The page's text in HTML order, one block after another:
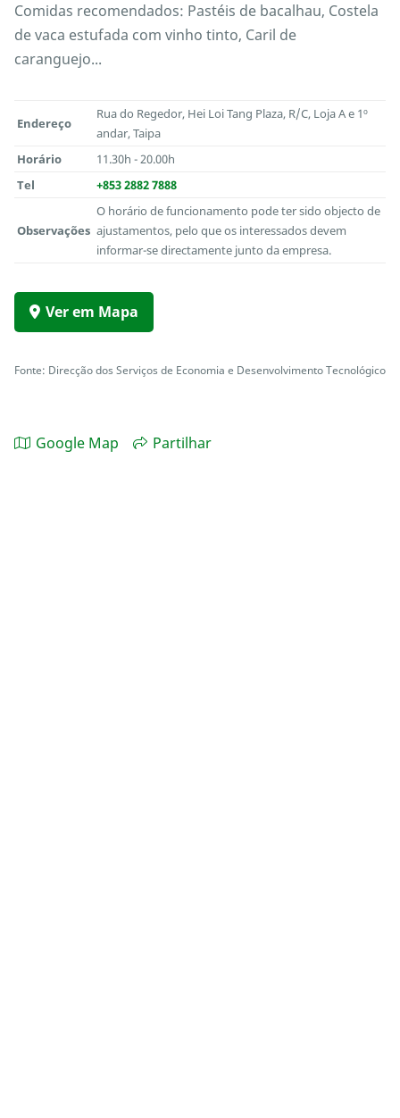
Comidas recomendados: Pastéis de bacalhau, Costela
de vaca estufada com vinho tinto, Caril de
caranguejo...
Endereço
Rua do Regedor, Hei Loi Tang Plaza, R/C, Loja A e 1º
andar, Taipa
Horário
11.30h - 20.00h
Tel
+853 2882 7888
Observações
O horário de funcionamento pode ter sido objecto de
ajustamentos, pelo que os interessados devem
informar-se directamente junto da empresa.
Ver em Mapa
Fonte: Direcção dos Serviços de Economia e Desenvolvimento Tecnológico
Google Map Partilhar